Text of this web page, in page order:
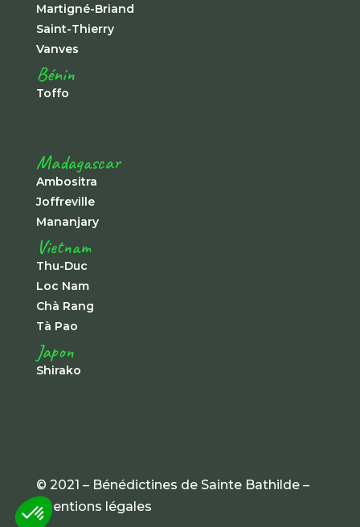
Martigné-Briand
Saint-Thierry
Vanves
Bénin
Toffo
Madagascar
Ambositra
Joffreville
Mananjary
Vietnam
Thu-Duc
Loc Nam
Chà Rang
Tà Pao
Japon
Shirako
© 2021 – Bénédictines de Sainte Bathilde –
mentions légales